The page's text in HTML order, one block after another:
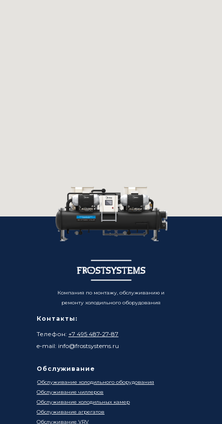
Контакты:
Телефон: +7 495 487-27-87
e-mail: info@frostsystems.ru
Компания по монтажу, обслуживанию и
ремонту холодильного оборудования
Обслуживание
Обслуживание холодильного оборудования
Обслуживание чиллеров
Обслуживание холодильных камер
Обслуживание агрегатов
Обслуживание VRV